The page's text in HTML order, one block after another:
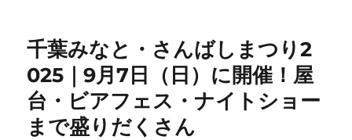
千葉みなと・さんばしまつり2
025｜9月7日（日）に開催！屋
台・ビアフェス・ナイトショー
まで盛りだくさん